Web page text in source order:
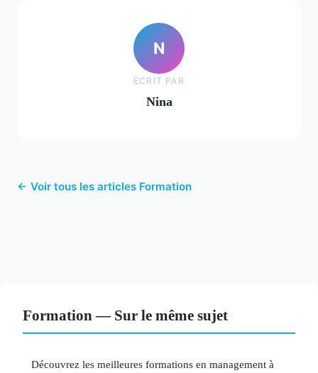
N
ECRIT PAR
Nina
← Voir tous les articles Formation
Formation — Sur le même sujet
Découvrez les meilleures formations en management à